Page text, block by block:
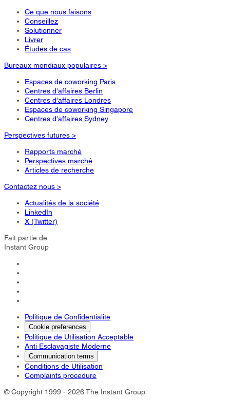
Ce que nous faisons
Conseillez
Solutionner
Livrer
Études de cas
Bureaux mondiaux populaires >
Espaces de coworking Paris
Centres d'affaires Berlin
Centres d'affaires Londres
Espaces de coworking Singapore
Centres d'affaires Sydney
Perspectives futures >
Rapports marché
Perspectives marché
Articles de recherche
Contactez nous >
Actualités de la société
LinkedIn
X (Twitter)
Fait partie de
Instant Group
Politique de Confidentialite
Cookie preferences
Politique de Utilisation Acceptable
Anti Esclavagiste Moderne
Communication terms
Conditions de Utilisation
Complaints procedure
© Copyright 1999 - 2026 The Instant Group